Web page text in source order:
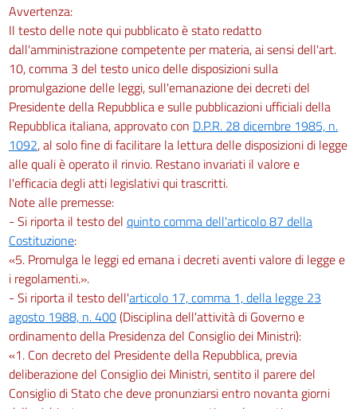
Avvertenza:
Il testo delle note qui pubblicato è stato redatto
dall'amministrazione competente per materia, ai sensi dell'art.
10, comma 3 del testo unico delle disposizioni sulla
promulgazione delle leggi, sull'emanazione dei decreti del
Presidente della Repubblica e sulle pubblicazioni ufficiali della
Repubblica italiana, approvato con D.P.R. 28 dicembre 1985, n.
1092, al solo fine di facilitare la lettura delle disposizioni di legge
alle quali è operato il rinvio. Restano invariati il valore e
l'efficacia degli atti legislativi qui trascritti.
Note alle premesse:
- Si riporta il testo del quinto comma dell'articolo 87 della
Costituzione:
«5. Promulga le leggi ed emana i decreti aventi valore di legge e
i regolamenti.».
- Si riporta il testo dell'articolo 17, comma 1, della legge 23
agosto 1988, n. 400(Disciplina dell'attività di Governo e
ordinamento della Presidenza del Consiglio dei Ministri):
«1. Con decreto del Presidente della Repubblica, previa
deliberazione del Consiglio dei Ministri, sentito il parere del
Consiglio di Stato che deve pronunziarsi entro novanta giorni